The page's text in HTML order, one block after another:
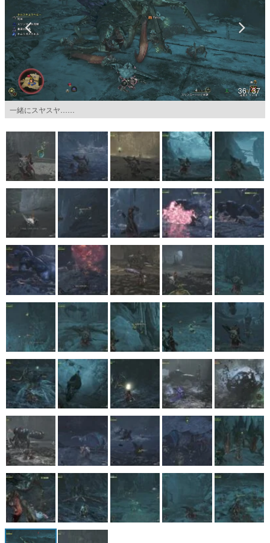
ゲームが変えた日本語
「経験値」「裏技」「ラスボス」… ゲームにまつわる言葉
の起源や用法の変遷を、コンピューター文化史研究家・タ
イニーP氏が徹底調査。
カテゴリ
特集記事
マンガ
アプリレビュー
その他
電ファミニコゲーマーとは？
運営：株式会社マレ
36 / 37
一緒にスヤスヤ……